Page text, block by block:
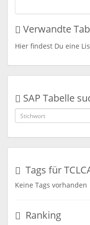
Verwandte
Hier findest Du eine
SAP Tabelle
Tags für
Keine Tags vorhanden
Ranking